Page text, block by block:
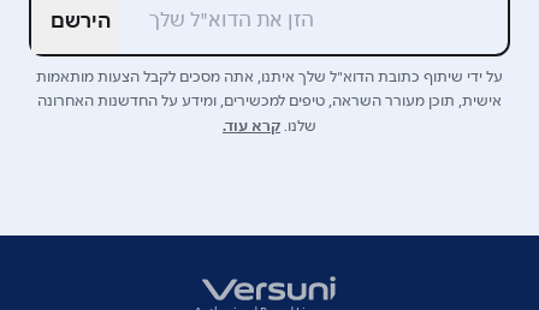
הירשם
על ידי שיתוף כתובת הדוא"ל שלך איתנו, אתה מסכים לקבל הצעות מותאמות
אישית, תוכן מעורר השראה, טיפים למכשירים, ומידע על החדשנות האחרונה
שלנו.קרא עוד.